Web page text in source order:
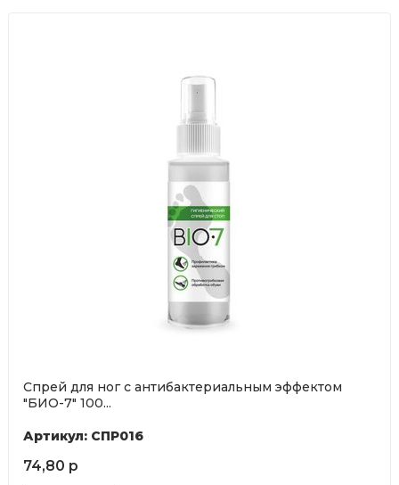
Спрей для ног с антибактериальным эффектом
"БИО-7" 100...
Артикул: СПР016
74,80 р